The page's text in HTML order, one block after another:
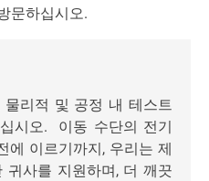
문하십시오.
물리적 및 공정 내 테스트
시오. 이동 수단의 전기
에 이르기까지, 우리는 제
사를 지원하며, 더 깨끗